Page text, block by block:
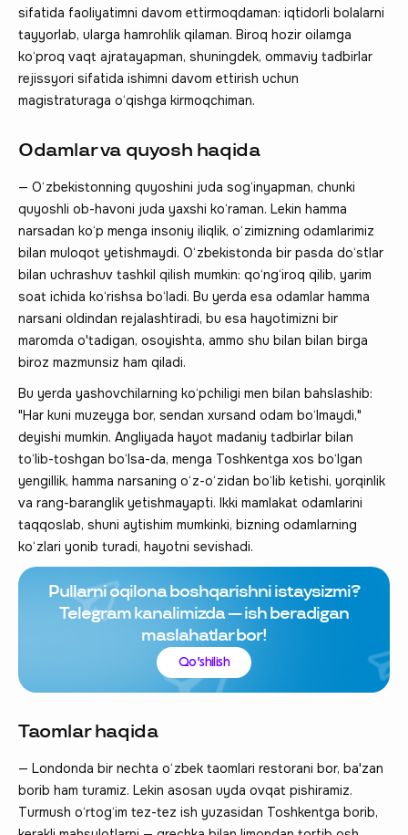
sifatida faoliyatimni davom ettirmoqdaman: iqtidorli bolalarni
tayyorlab, ularga hamrohlik qilaman. Biroq hozir oilamga
ko‘proq vaqt ajratayapman, shuningdek, ommaviy tadbirlar
rejissyori sifatida ishimni davom ettirish uchun
magistraturaga o‘qishga kirmoqchiman.
Odamlar va quyosh haqida
— O‘zbekistonning quyoshini juda sog‘inyapman, chunki
quyoshli ob-havoni juda yaxshi ko‘raman. Lekin hamma
narsadan ko‘p menga insoniy iliqlik, o‘zimizning odamlarimiz
bilan muloqot yetishmaydi. O‘zbekistonda bir pasda do‘stlar
bilan uchrashuv tashkil qilish mumkin: qo‘ng‘iroq qilib, yarim
soat ichida ko‘rishsa bo‘ladi. Bu yerda esa odamlar hamma
narsani oldindan rejalashtiradi, bu esa hayotimizni bir
maromda o'tadigan, osoyishta, ammo shu bilan bilan birga
biroz mazmunsiz ham qiladi.
Bu yerda yashovchilarning ko‘pchiligi men bilan bahslashib:
"Har kuni muzeyga bor, sendan xursand odam bo‘lmaydi,"
deyishi mumkin. Angliyada hayot madaniy tadbirlar bilan
to‘lib-toshgan bo‘lsa-da, menga Toshkentga xos bo‘lgan
yengillik, hamma narsaning o‘z-o‘zidan bo‘lib ketishi, yorqinlik
va rang-baranglik yetishmayapti. Ikki mamlakat odamlarini
taqqoslab, shuni aytishim mumkinki, bizning odamlarning
ko‘zlari yonib turadi, hayotni sevishadi.
Pullarni oqilona boshqarishni istaysizmi?
Telegram kanalimizda — ish beradigan
maslahatlar bor!
Qo‘shilish
Taomlar haqida
— Londonda bir nechta o‘zbek taomlari restorani bor, ba'zan
borib ham turamiz. Lekin asosan uyda ovqat pishiramiz.
Turmush o‘rtog‘im tez-tez ish yuzasidan Toshkentga borib,